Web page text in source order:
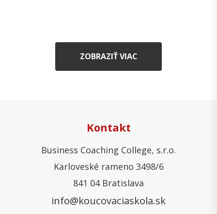
ZOBRAZIŤ VIAC
Kontakt
Business Coaching College, s.r.o.
Karloveské rameno 3498/6
841 04 Bratislava
info@koucovaciaskola.sk